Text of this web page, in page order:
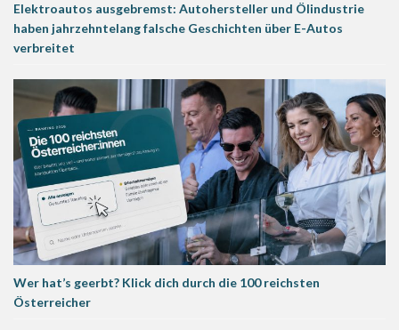
Elektroautos ausgebremst: Autohersteller und Ölindustrie
haben jahrzehntelang falsche Geschichten über E-Autos
verbreitet
Wer hat’s geerbt? Klick dich durch die 100 reichsten
Österreicher